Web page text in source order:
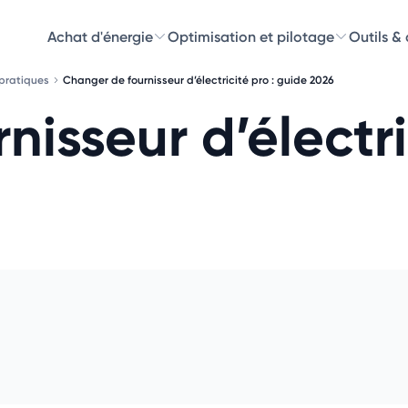
Achat d'énergie Optimisation et pilotage Outils &
Changer de fournisseur d’électricité pro : guide 2026
Choisissez les